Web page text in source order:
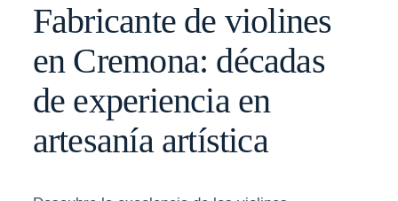
Fabricante de violines
en Cremona: décadas
de experiencia en
artesanía artística